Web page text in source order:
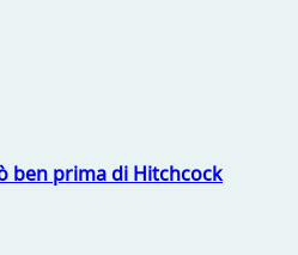
ben prima di Hitchcock